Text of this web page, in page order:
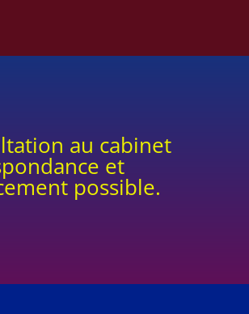
au cabinet
et
possible.